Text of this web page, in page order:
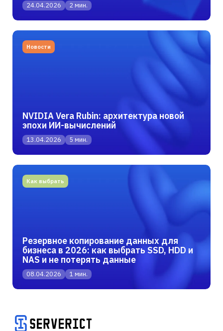
24.04.2026 2 мин.
Новости
13.04.2026 5 мин.
NVIDIA Vera Rubin: архитектура новой
эпохи ИИ-вычислений
Как выбрать
08.04.2026 1 мин.
Резервное копирование данных для
бизнеса в 2026: как выбрать SSD, HDD и
NAS и не потерять данные